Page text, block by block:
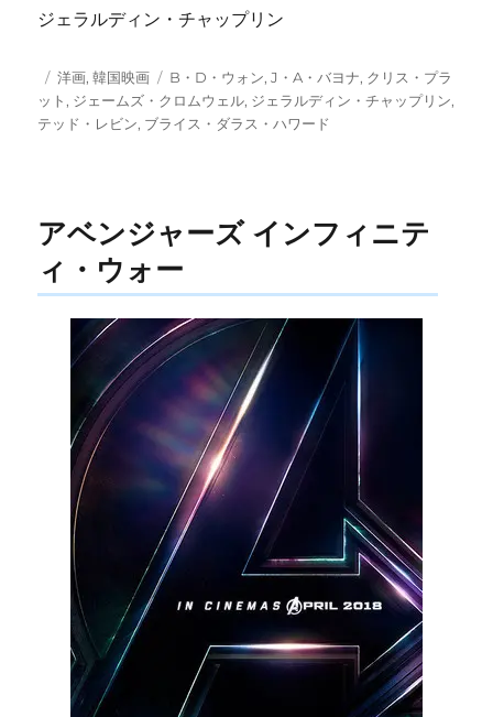
ジェラルディン・チャップリン
投
稿
日:
カ
テ
ゴ
洋画,韓国映画
タ
グ
B・D・ウォン,J・A・バヨナ, クリス・プラ
ット, ジェームズ・クロムウェル, ジェラルディン・チャップリン,
テッド・レビン, ブライス・ダラス・ハワード
アベンジャーズ インフィニテ
ィ・ウォー